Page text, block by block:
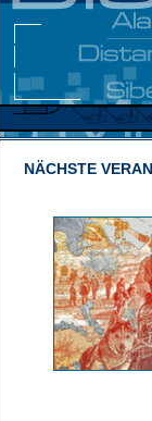
NÄCHSTE